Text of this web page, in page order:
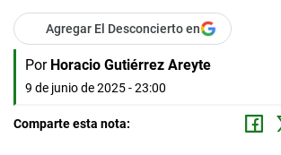
Agregar El Desconcierto en
Por Horacio Gutiérrez Areyte
9 de junio de 2025 - 23:00
Comparte esta nota: